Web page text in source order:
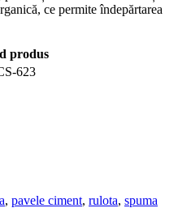
ce permite îndepărtarea
produs
623
, pavele ciment, rulota, spuma